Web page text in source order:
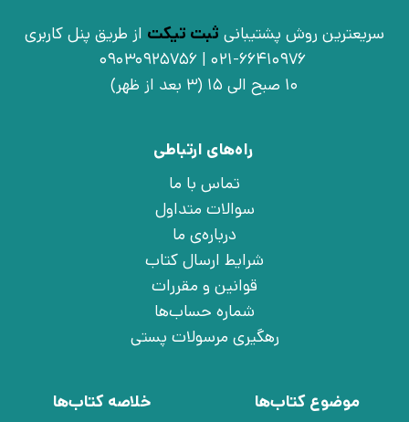
سریعترین روش پشتیبانی ثبت تیکت از طریق پنل کاربری
021-66410976 | 09030925756
10 صبح الی 15 (3 بعد از ظهر)
راه‌های ارتباطی
تماس با ما
سوالات متداول
درباره‌ی ما
شرایط ارسال کتاب
قوانین و مقررات
شماره حساب‌ها
رهگیری مرسولات پستی
موضوع کتاب‌ها
خلاصه کتاب‌ها